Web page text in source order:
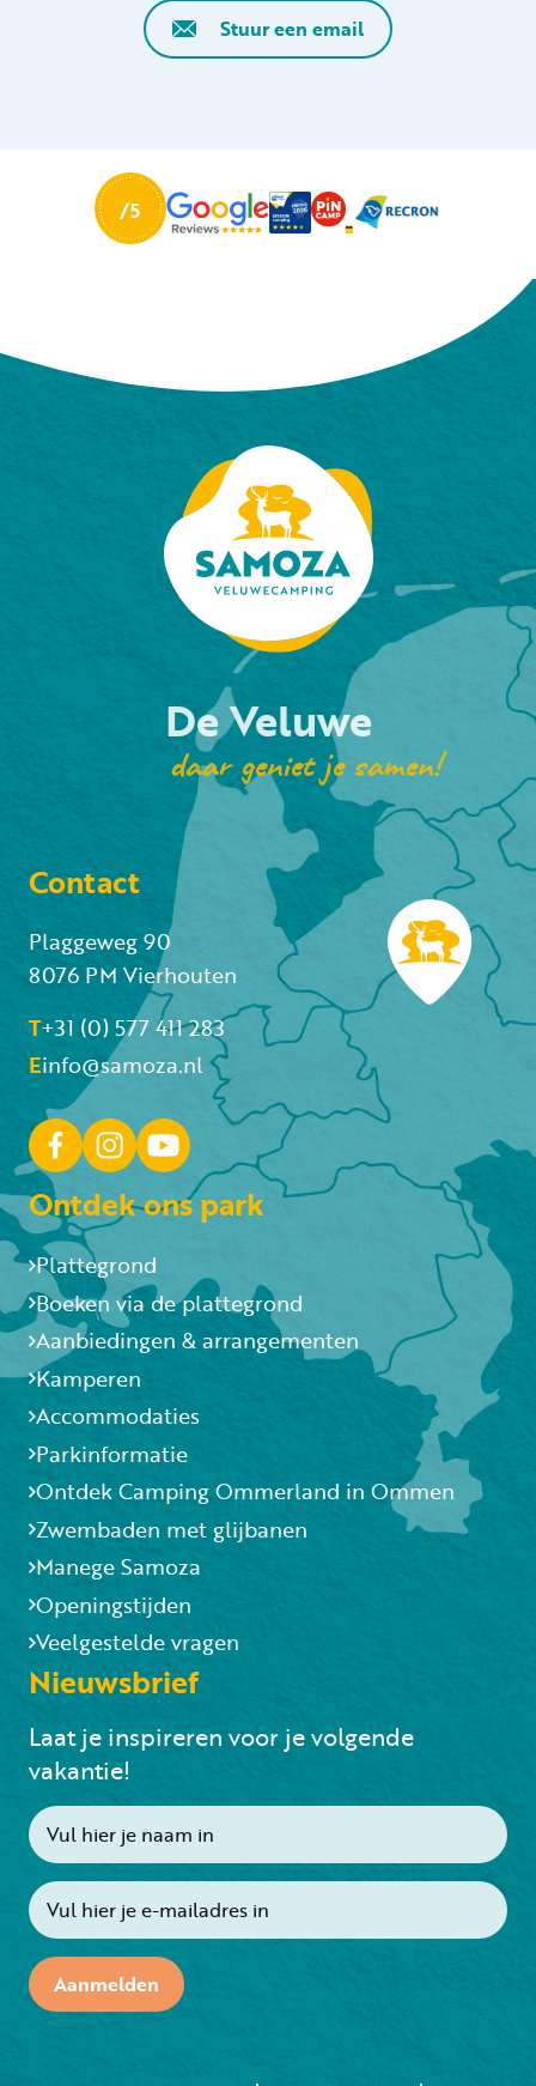
Stuur een email
De Veluwe
daar geniet je samen!
Contact
Plaggeweg 90
8076 PM Vierhouten
T+31 (0) 577 411 283
Einfo@samoza.nl
Ontdek ons park
Plattegrond
Boeken via de plattegrond
Aanbiedingen & arrangementen
Kamperen
Accommodaties
Parkinformatie
Ontdek Camping Ommerland in Ommen
Zwembaden met glijbanen
Manege Samoza
Openingstijden
Veelgestelde vragen
Nieuwsbrief
Laat je inspireren voor je volgende
vakantie!
Aanmelden